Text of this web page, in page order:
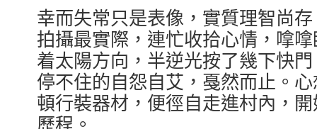
幸而失常只是表像，實質理智尚
拍攝最實際，連忙收拾心情，嗱
着太陽方向，半逆光按了幾下快
停不住的自怨自艾，戞然而止。
頓行裝器材，便徑自走進村內，
歷程。